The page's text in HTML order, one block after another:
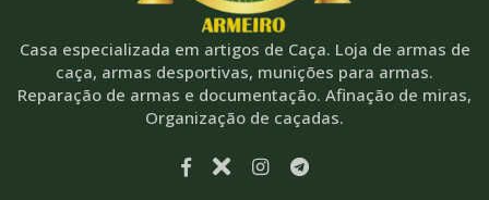
Casa especializada em artigos de Caça. Loja de armas de
caça, armas desportivas, munições para armas.
Reparação de armas e documentação. Afinação de miras,
Organização de caçadas.